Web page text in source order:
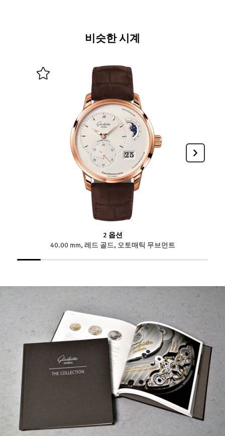
비슷한 시계
2 옵션
40.00 mm, 레드 골드, 오토매틱 무브먼트